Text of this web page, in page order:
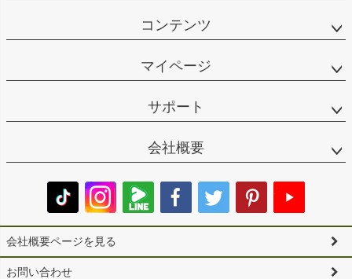
コンテンツ
マイページ
サポート
会社概要
会社概要ページを見る
お問い合わせ